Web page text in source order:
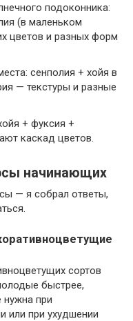
подоконника:
(в маленьком
цветов и разных форм
сенполия + хойя в
— текстуры и разные
+ фуксия +
каскад цветов.
начинающих
— я собрал ответы,
сортов
быстрее,
при
или при ухудшении